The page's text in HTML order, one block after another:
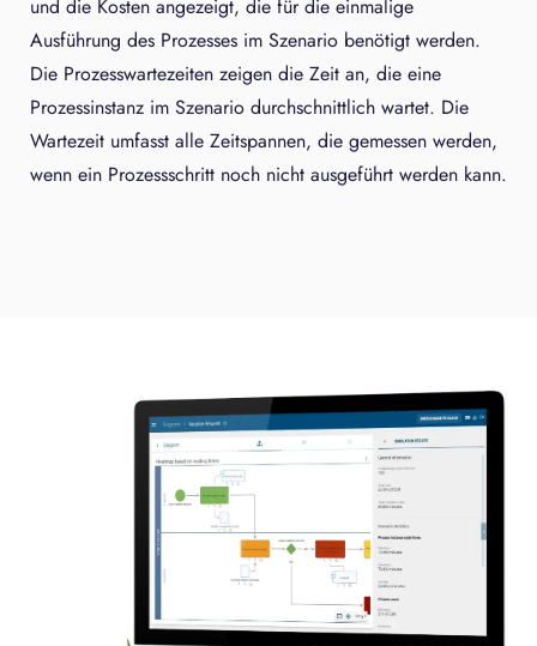
und die Kosten angezeigt, die für die einmalige
Ausführung des Prozesses im Szenario benötigt werden.
Die Prozesswartezeiten zeigen die Zeit an, die eine
Prozessinstanz im Szenario durchschnittlich wartet. Die
Wartezeit umfasst alle Zeitspannen, die gemessen werden,
wenn ein Prozessschritt noch nicht ausgeführt werden kann.